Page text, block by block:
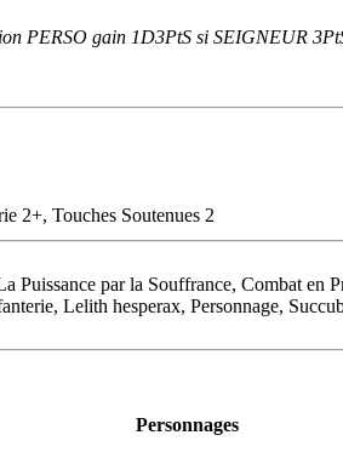
PERSO gain 1D3PtS si SEIGNEUR
2+, Touches Soutenues 2
Puissance par la Souffrance, Combat en
Lelith hesperax, Personnage,
Personnages